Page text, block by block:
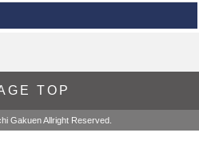
TOP
Gakuen Allright Reserved.